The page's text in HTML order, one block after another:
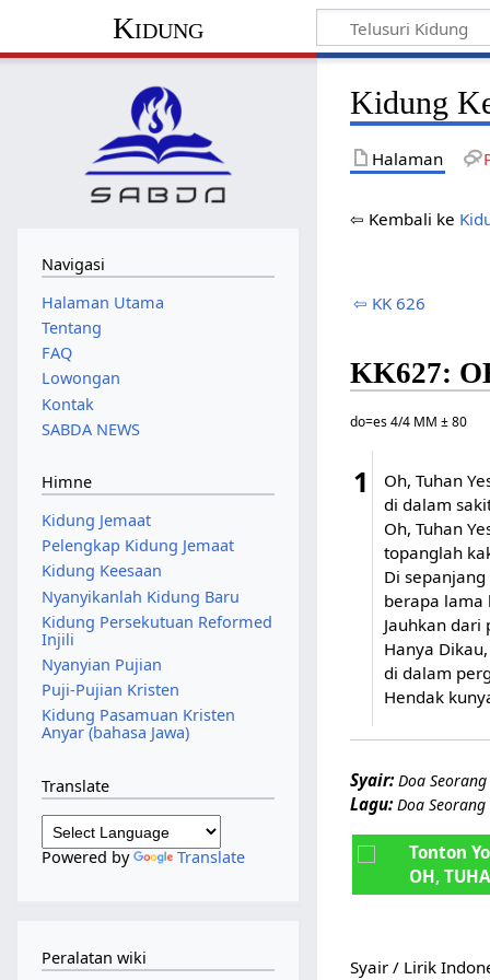
Kidung
Kidung
Halaman
⇦ Kembali ke
⇦ KK 626
KK627:
do=es 4/4 MM ± 80
1
Oh, Tuhan
di dalam
Oh, Tuhan
topanglah
Di
berapa lama
Jauhkan dari
Hanya
di dalam
Hendak
Syair: Doa
Lagu: Doa
Tonton
OH,
Syair / Lirik
Navigasi
Halaman Utama
Tentang
FAQ
Lowongan
Kontak
SABDA NEWS
Himne
Kidung Jemaat
Pelengkap Kidung Jemaat
Kidung Keesaan
Nyanyikanlah Kidung Baru
Kidung Persekutuan Reformed
Injili
Nyanyian Pujian
Puji-Pujian Kristen
Kidung Pasamuan Kristen
Anyar (bahasa Jawa)
Translate
Powered by Translate
Peralatan wiki